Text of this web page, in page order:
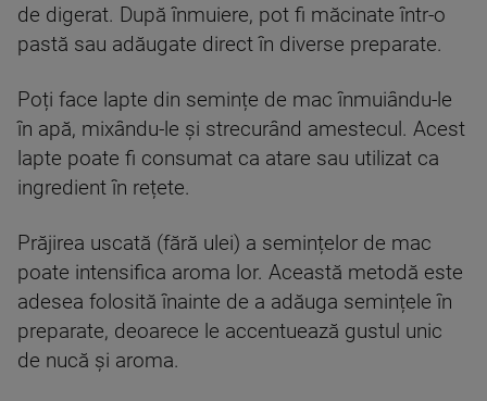
de digerat. După înmuiere, pot fi măcinate într-o
pastă sau adăugate direct în diverse preparate.
Poți face lapte din semințe de mac înmuiându-le
în apă, mixându-le și strecurând amestecul. Acest
lapte poate fi consumat ca atare sau utilizat ca
ingredient în rețete.
Prăjirea uscată (fără ulei) a semințelor de mac
poate intensifica aroma lor. Această metodă este
adesea folosită înainte de a adăuga semințele în
preparate, deoarece le accentuează gustul unic
de nucă și aroma.